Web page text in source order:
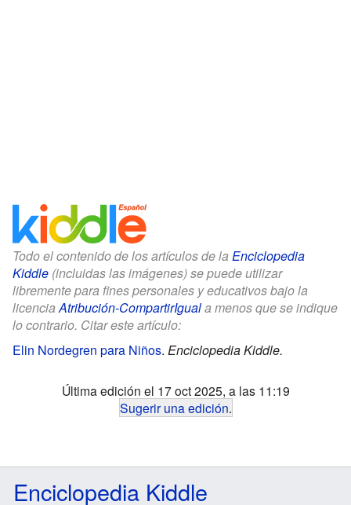
Todo el contenido de los artículos de la Enciclopedia
Kiddle (incluidas las imágenes) se puede utilizar
libremente para fines personales y educativos bajo la
licenciaAtribución-CompartirIguala menos que se indique
lo contrario. Citar este artículo:
Elin Nordegren para Niños. Enciclopedia Kiddle.
Última edición el 17 oct 2025, a las 11:19
Sugerir una edición.
Enciclopedia Kiddle